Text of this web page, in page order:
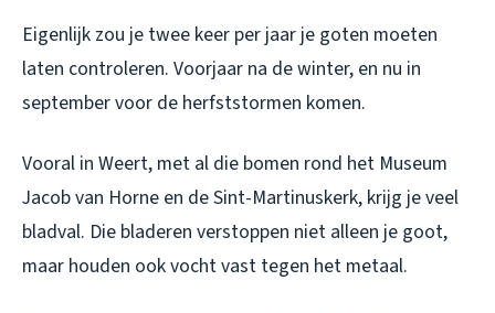
Eigenlijk zou je twee keer per jaar je goten moeten
laten controleren. Voorjaar na de winter, en nu in
september voor de herfststormen komen.
Vooral in Weert, met al die bomen rond het Museum
Jacob van Horne en de Sint-Martinuskerk, krijg je veel
bladval. Die bladeren verstoppen niet alleen je goot,
maar houden ook vocht vast tegen het metaal.